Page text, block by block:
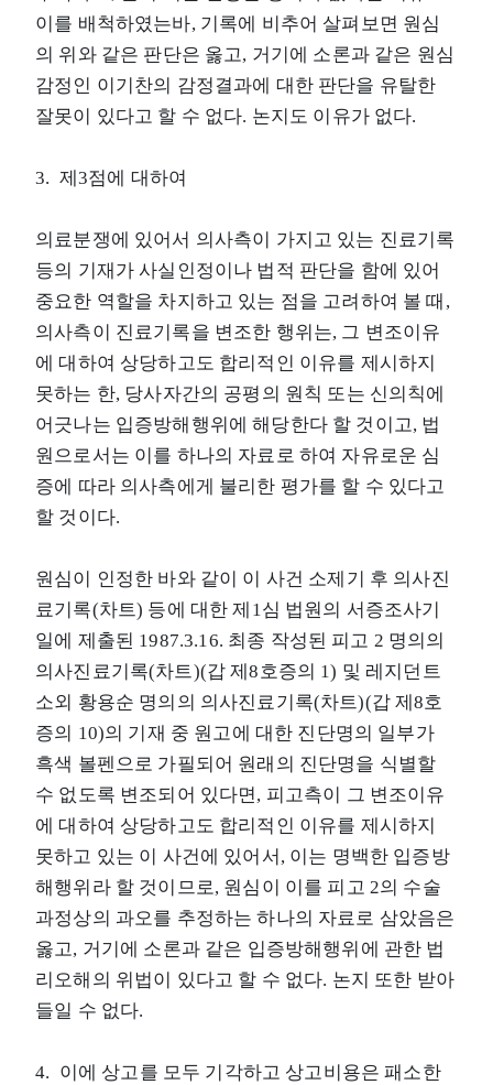
이를 배척하였는바, 기록에 비추어 살펴보면 원심
의 위와 같은 판단은 옳고, 거기에 소론과 같은 원심
감정인 이기찬의 감정결과에 대한 판단을 유탈한
잘못이 있다고 할 수 없다. 논지도 이유가 없다.
3. 제3점에 대하여
의료분쟁에 있어서 의사측이 가지고 있는 진료기록
등의 기재가 사실인정이나 법적 판단을 함에 있어
중요한 역할을 차지하고 있는 점을 고려하여 볼 때,
의사측이 진료기록을 변조한 행위는, 그 변조이유
에 대하여 상당하고도 합리적인 이유를 제시하지
못하는 한, 당사자간의 공평의 원칙 또는 신의칙에
어긋나는 입증방해행위에 해당한다 할 것이고, 법
원으로서는 이를 하나의 자료로 하여 자유로운 심
증에 따라 의사측에게 불리한 평가를 할 수 있다고
할 것이다.
원심이 인정한 바와 같이 이 사건 소제기 후 의사진
료기록(차트) 등에 대한 제1심 법원의 서증조사기
일에 제출된 1987.3.16. 최종 작성된 피고 2 명의의
의사진료기록(차트)(갑 제8호증의 1) 및 레지던트
소외 황용순 명의의 의사진료기록(차트)(갑 제8호
증의 10)의 기재 중 원고에 대한 진단명의 일부가
흑색 볼펜으로 가필되어 원래의 진단명을 식별할
수 없도록 변조되어 있다면, 피고측이 그 변조이유
에 대하여 상당하고도 합리적인 이유를 제시하지
못하고 있는 이 사건에 있어서, 이는 명백한 입증방
해행위라 할 것이므로, 원심이 이를 피고 2의 수술
과정상의 과오를 추정하는 하나의 자료로 삼았음은
옳고, 거기에 소론과 같은 입증방해행위에 관한 법
리오해의 위법이 있다고 할 수 없다. 논지 또한 받아
들일 수 없다.
4. 이에 상고를 모두 기각하고 상고비용은 패소한